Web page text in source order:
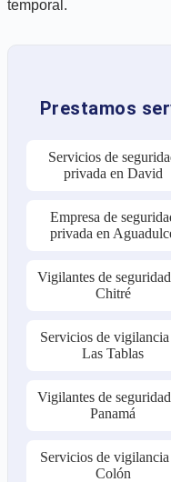
temporal.
Prestamos
Servicios de
privada en David
Empresa de
privada en
Vigilantes de
Chitré
Servicios de vigilancia
Las Tablas
Vigilantes de
Panamá
Servicios de vigilancia
Colón